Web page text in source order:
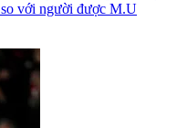
với người được M.U